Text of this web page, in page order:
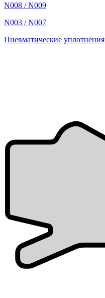
N008 / N009
N003 / N007
Пневматические уплотнения